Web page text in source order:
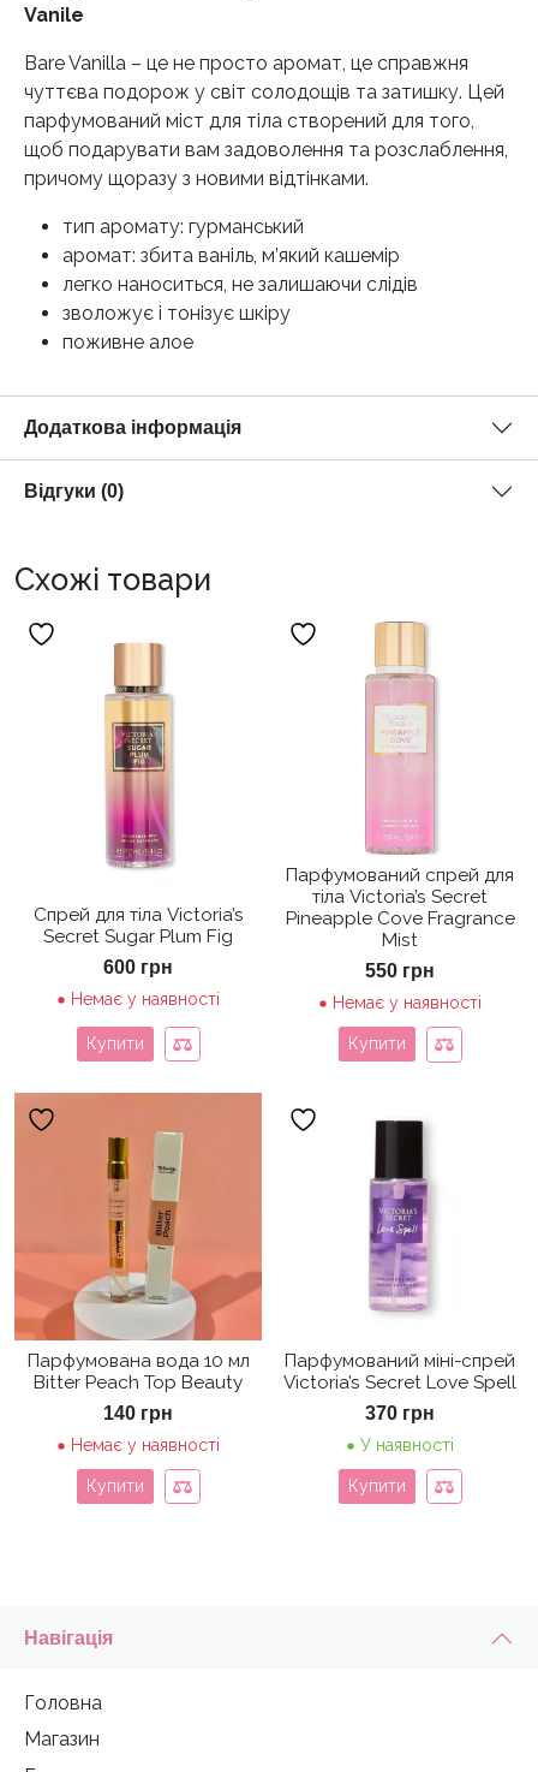
Vanile
Bare Vanilla – це не просто аромат, це справжня
чуттєва подорож у світ солодощів та затишку. Цей
парфумований міст для тіла створений для того,
щоб подарувати вам задоволення та розслаблення,
причому щоразу з новими відтінками.
тип аромату: гурманський
аромат: збита ваніль, м’який кашемір
легко наноситься, не залишаючи слідів
зволожує і тонізує шкіру
поживне алое
Додаткова інформація
Відгуки (0)
Схожі товари
Спрей для тіла Victoria’s
Secret Sugar Plum Fig
600 грн
Немає у наявності
Купити
Парфумований спрей для
тіла Victoria’s Secret
Pineapple Cove Fragrance
Mist
550 грн
Немає у наявності
Купити
Парфумована вода 10 мл
Bitter Peach Top Beauty
140 грн
Немає у наявності
Купити
Парфумований міні-спрей
Victoria’s Secret Love Spell
370 грн
У наявності
Купити
Навігація
Головна
Магазин